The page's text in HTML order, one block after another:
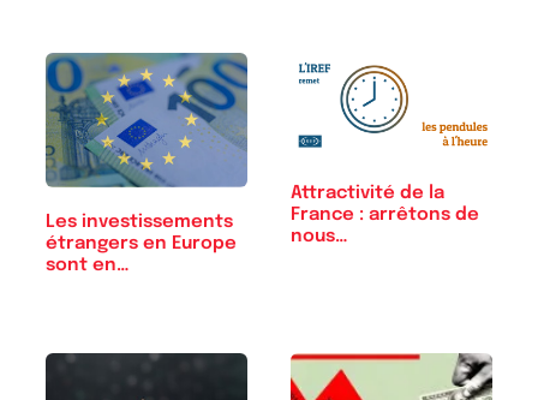
Les investissements
étrangers en Europe
sont en…
Attractivité de la
France : arrêtons de
nous…